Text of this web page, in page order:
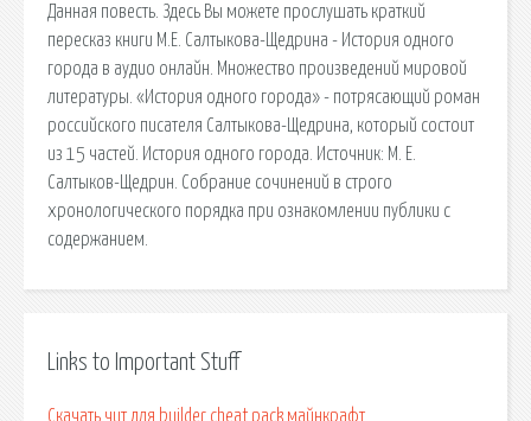
Данная повесть. Здесь Вы можете прослушать краткий
пересказ книги М.Е. Салтыкова-Щедрина - История одного
города в аудио онлайн. Множество произведений мировой
литературы. «История одного города» - потрясающий роман
российского писателя Салтыкова-Щедрина, который состоит
из 15 частей. История одного города. Источник: М. Е.
Салтыков-Щедрин. Собрание сочинений в строго
хронологического порядка при ознакомлении публики с
содержанием.
Links to Important Stuff
Скачать чит для builder cheat pack майнкрафт